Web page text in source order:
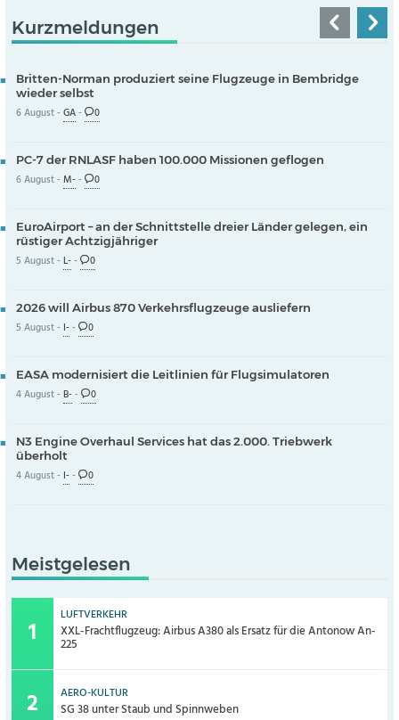
Kurzmeldungen
Britten-Norman produziert seine Flugzeuge in Bembridge
wieder selbst
6 August -GA- 0
PC-7 der RNLASF haben 100.000 Missionen geflogen
6 August -M-- 0
EuroAirport – an der Schnittstelle dreier Länder gelegen, ein
rüstiger Achtzigjähriger
5 August -L-- 0
2026 will Airbus 870 Verkehrsflugzeuge ausliefern
5 August - I-- 0
EASA modernisiert die Leitlinien für Flugsimulatoren
4 August -B-- 0
N3 Engine Overhaul Services hat das 2.000. Triebwerk
überholt
4 August - I-- 0
Meistgelesen
LUFTVERKEHR
XXL-Frachtflugzeug: Airbus A380 als Ersatz für die Antonow An-
225
AERO-KULTUR
SG 38 unter Staub und Spinnweben